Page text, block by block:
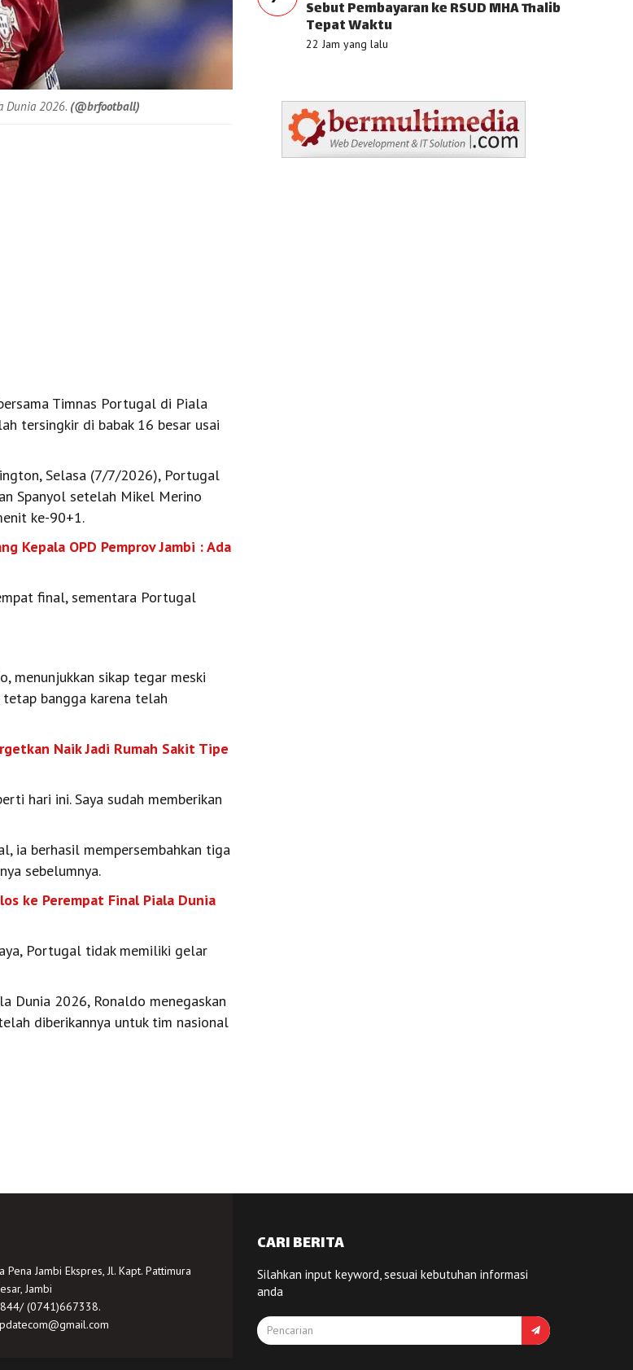
Dunia 2026. (@brfootball)
Timnas Portugal di Piala
tersingkir di babak 16 besar usai
Selasa (7/7/2026), Portugal
Spanyol setelah Mikel Merino
ke-90+1.
Kepala OPD Pemprov Jambi : Ada
final, sementara Portugal
menunjukkan sikap tegar meski
bangga karena telah
Naik Jadi Rumah Sakit Tipe
hari ini. Saya sudah memberikan
ia berhasil mempersembahkan tiga
sebelumnya.
ke Perempat Final Piala Dunia
Portugal tidak memiliki gelar
Dunia 2026, Ronaldo menegaskan
diberikannya untuk tim nasional
Sebut Pembayaran ke RSUD MHA Thalib
Tepat Waktu
22 Jam yang lalu
Pena Jambi Ekspres, Jl. Kapt. Pattimura
Jambi
(0741)667338.
CARI BERITA
Silahkan input keyword, sesuai kebutuhan informasi
anda